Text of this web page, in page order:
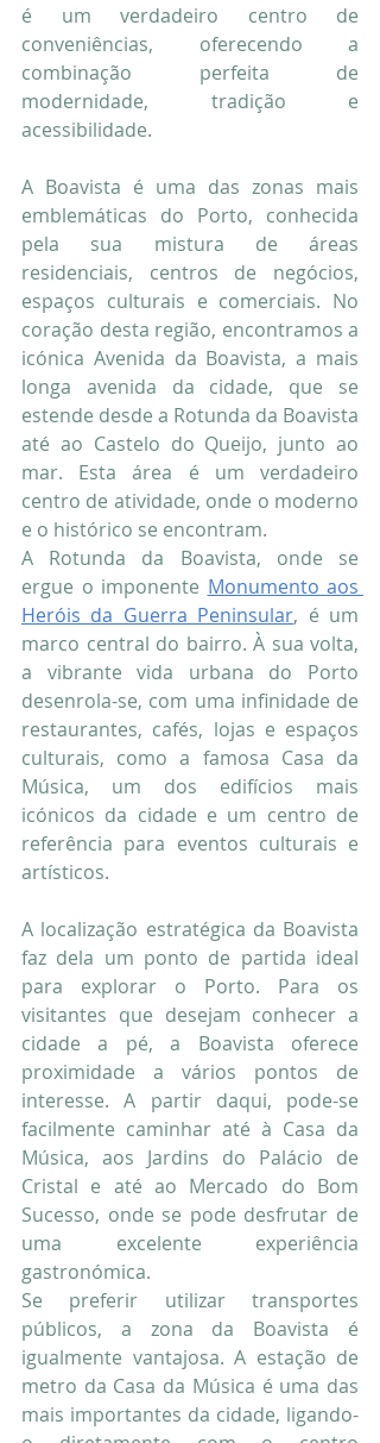
é um verdadeiro centro de
conveniências, oferecendo a
combinação perfeita de
modernidade, tradição e
acessibilidade.
A Boavista é uma das zonas mais
emblemáticas do Porto, conhecida
pela sua mistura de áreas
residenciais, centros de negócios,
espaços culturais e comerciais. No
coração desta região, encontramos a
icónica Avenida da Boavista, a mais
longa avenida da cidade, que se
estende desde a Rotunda da Boavista
até ao Castelo do Queijo, junto ao
mar. Esta área é um verdadeiro
centro de atividade, onde o moderno
e o histórico se encontram.
A Rotunda da Boavista, onde se
ergue o imponente Monumento aos
Heróis da Guerra Peninsular, é um
marco central do bairro. À sua volta,
a vibrante vida urbana do Porto
desenrola-se, com uma infinidade de
restaurantes, cafés, lojas e espaços
culturais, como a famosa Casa da
Música, um dos edifícios mais
icónicos da cidade e um centro de
referência para eventos culturais e
artísticos.
A localização estratégica da Boavista
faz dela um ponto de partida ideal
para explorar o Porto. Para os
visitantes que desejam conhecer a
cidade a pé, a Boavista oferece
proximidade a vários pontos de
interesse. A partir daqui, pode-se
facilmente caminhar até à Casa da
Música, aos Jardins do Palácio de
Cristal e até ao Mercado do Bom
Sucesso, onde se pode desfrutar de
uma excelente experiência
gastronómica.
Se preferir utilizar transportes
públicos, a zona da Boavista é
igualmente vantajosa. A estação de
metro da Casa da Música é uma das
mais importantes da cidade, ligando-